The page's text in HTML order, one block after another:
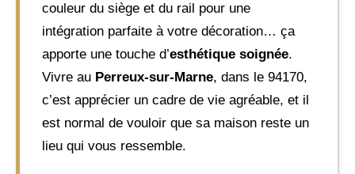
couleur du siège et du rail pour une
intégration parfaite à votre décoration… ça
apporte une touche d’esthétique soignée.
Vivre au Perreux-sur-Marne, dans le 94170,
c’est apprécier un cadre de vie agréable, et il
est normal de vouloir que sa maison reste un
lieu qui vous ressemble.